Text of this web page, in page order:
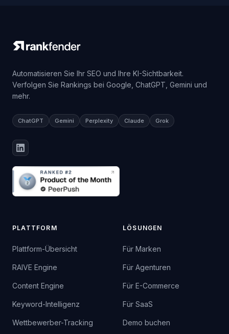
Automatisieren Sie Ihr SEO und Ihre KI-Sichtbarkeit.
Verfolgen Sie Rankings bei Google, ChatGPT, Gemini und
mehr.
ChatGPT Gemini Perplexity Claude Grok
PLATTFORM
Plattform-Übersicht
RAIVE Engine
Content Engine
Keyword-Intelligenz
Wettbewerber-Tracking
LÖSUNGEN
Für Marken
Für Agenturen
Für E-Commerce
Für SaaS
Demo buchen